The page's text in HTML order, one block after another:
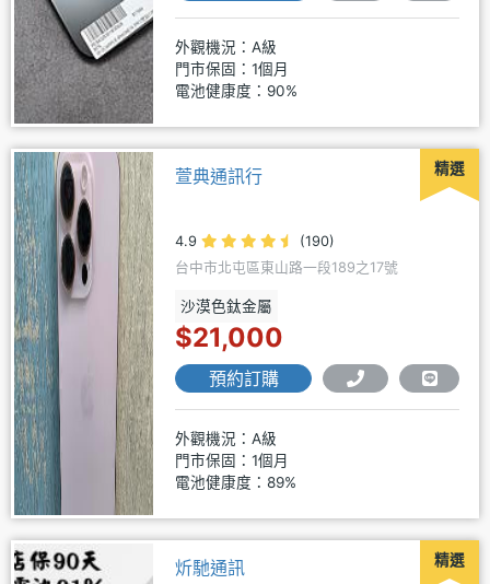
外觀機況：A級
門市保固：1個月
電池健康度：90%
精選
萱典通訊行
4.9
(190)
台中市北屯區東山路一段189之17號
沙漠色鈦金屬
$21,000
預約訂購
外觀機況：A級
門市保固：1個月
電池健康度：89%
精選
炘馳通訊